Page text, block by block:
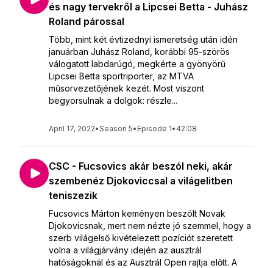
és nagy tervekről a Lipcsei Betta - Juhász
Roland párossal
Több, mint két évtizednyi ismeretség után idén
januárban Juhász Roland, korábbi 95-szörös
válogatott labdarúgó, megkérte a gyönyörű
Lipcsei Betta sportriporter, az MTVA
műsorvezetőjének kezét. Most viszont
begyorsulnak a dolgok: részle...
April 17, 2022•Season 5• Episode 1• 42:08
CSC - Fucsovics akár beszól neki, akár
szembenéz Djokoviccsal a világelitben
teniszezik
Fucsovics Márton keményen beszólt Novak
Djokovicsnak, mert nem nézte jó szemmel, hogy a
szerb világelső kivételezett pozíciót szeretett
volna a világjárvány idején az ausztrál
hatóságoknál és az Ausztrál Open rajtja előtt. A